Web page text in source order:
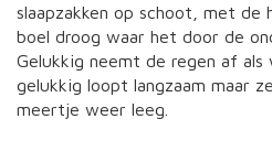
slaapzakken op schoot, met de
boel droog waar het door de
Gelukkig neemt de regen af als
gelukkig loopt langzaam maar
meertje weer leeg.